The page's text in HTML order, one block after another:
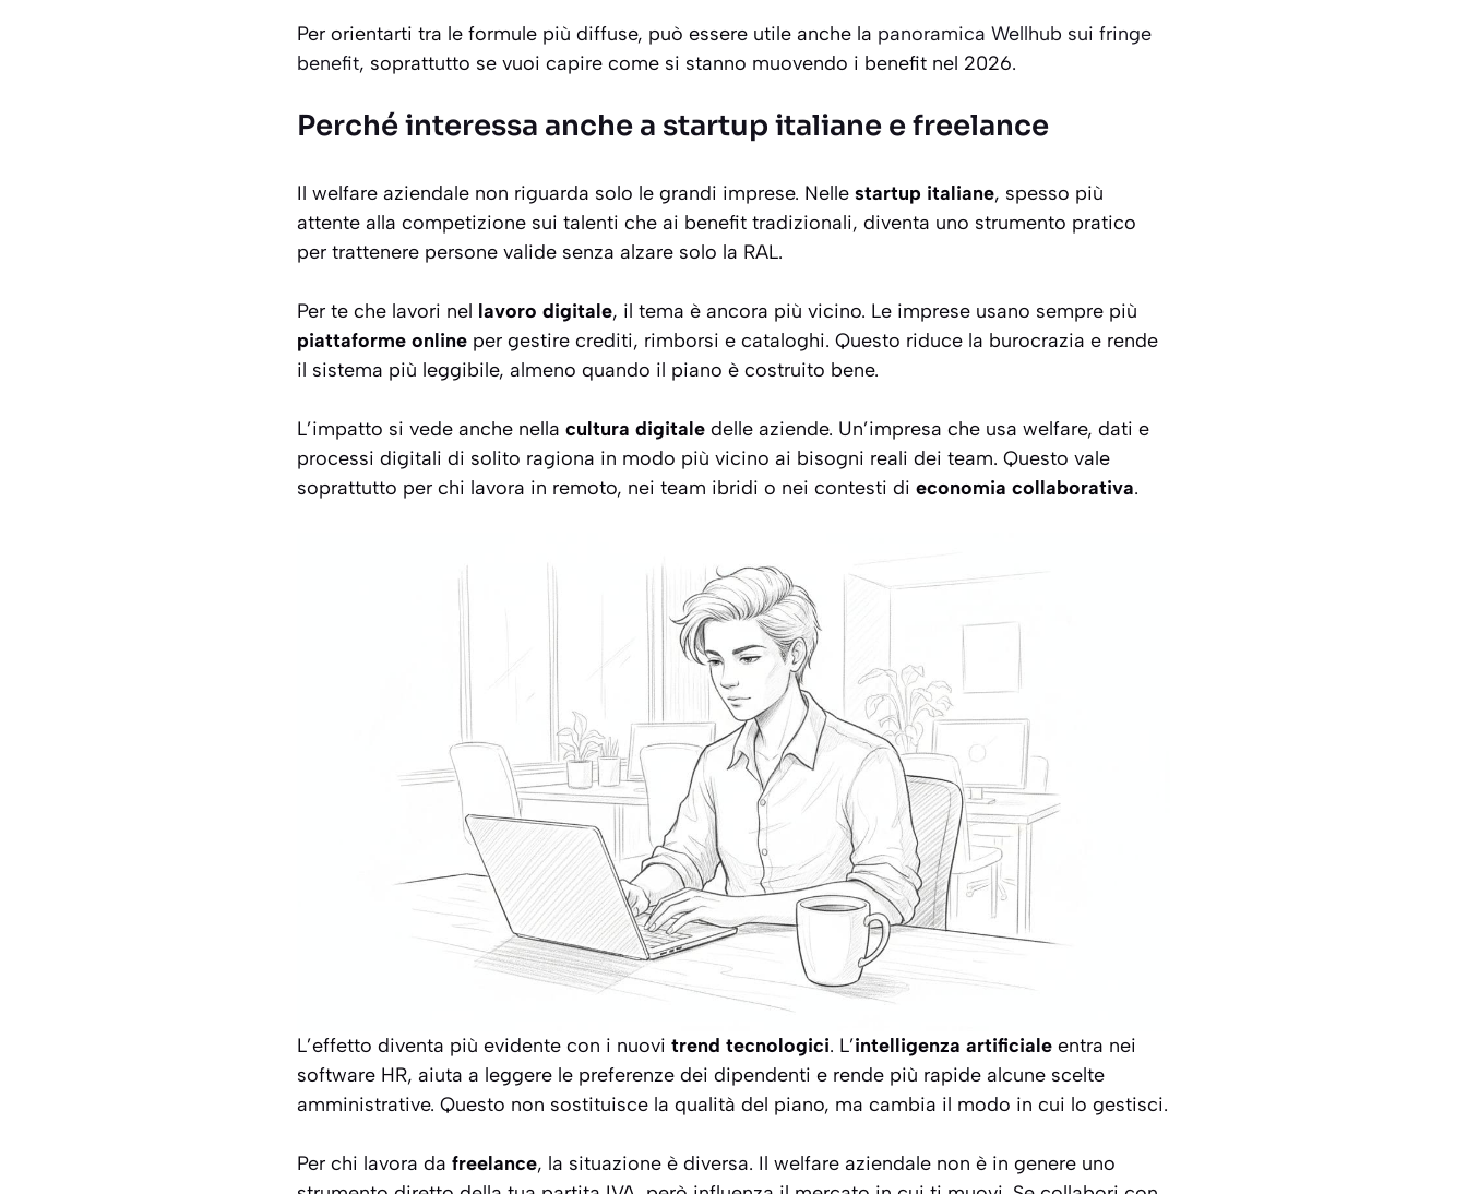
Per orientarti tra le formule più diffuse, può essere utile anche la panoramica Wellhub sui fringe
benefit, soprattutto se vuoi capire come si stanno muovendo i benefit nel 2026.
Perché interessa anche a startup italiane e freelance
Il welfare aziendale non riguarda solo le grandi imprese. Nelle startup italiane, spesso più
attente alla competizione sui talenti che ai benefit tradizionali, diventa uno strumento pratico
per trattenere persone valide senza alzare solo la RAL.
Per te che lavori nel lavoro digitale, il tema è ancora più vicino. Le imprese usano sempre più
piattaforme online per gestire crediti, rimborsi e cataloghi. Questo riduce la burocrazia e rende
il sistema più leggibile, almeno quando il piano è costruito bene.
L’impatto si vede anche nella cultura digitale delle aziende. Un’impresa che usa welfare, dati e
processi digitali di solito ragiona in modo più vicino ai bisogni reali dei team. Questo vale
soprattutto per chi lavora in remoto, nei team ibridi o nei contesti di economia collaborativa.
L’effetto diventa più evidente con i nuovi trend tecnologici. L’intelligenza artificiale entra nei
software HR, aiuta a leggere le preferenze dei dipendenti e rende più rapide alcune scelte
amministrative. Questo non sostituisce la qualità del piano, ma cambia il modo in cui lo gestisci.
Per chi lavora da freelance, la situazione è diversa. Il welfare aziendale non è in genere uno